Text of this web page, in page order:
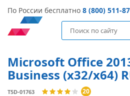
По России бесплатно 8 (800) 511-
Microsoft Office
Business (x32/x64)
T5D-01763 20